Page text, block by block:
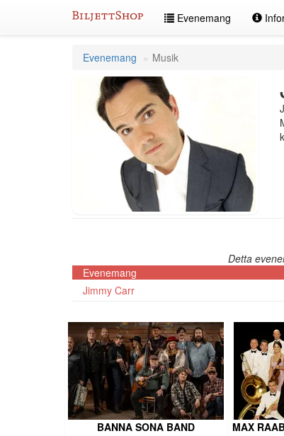
Evenemang
Evenemang Musik
Detta
Evenemang
Jimmy Carr
BANNA SONA BAND MAX